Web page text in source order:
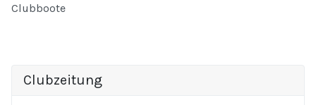
Clubboote
Clubzeitung